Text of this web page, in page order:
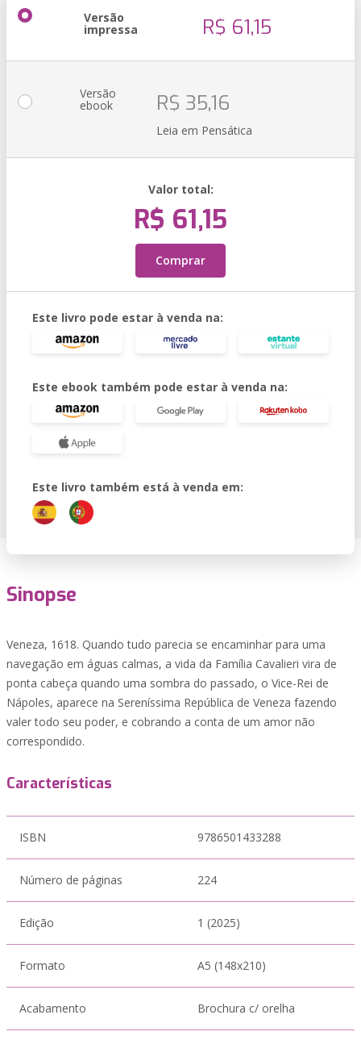
Versão
impressa R$ 61,15
Versão
ebook R$ 35,16
Leia em Pensática
Valor total:
R$ 61,15
Comprar
Este livro pode estar à venda na:
Este ebook também pode estar à venda na:
Este livro também está à venda em:
Sinopse
Veneza, 1618. Quando tudo parecia se encaminhar para uma
navegação em águas calmas, a vida da Família Cavalieri vira de
ponta cabeça quando uma sombra do passado, o Vice-Rei de
Nápoles, aparece na Sereníssima República de Veneza fazendo
valer todo seu poder, e cobrando a conta de um amor não
correspondido.
Características
ISBN 9786501433288
Número de páginas 224
Edição 1 (2025)
Formato A5 (148x210)
Acabamento Brochura c/ orelha